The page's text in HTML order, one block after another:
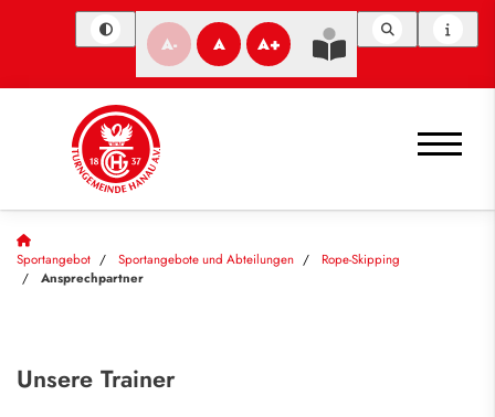
A- A A+
Sportangebot Sportangebote und Abteilungen
Rope-Skipping
Ansprechpartner
Unsere Trainer